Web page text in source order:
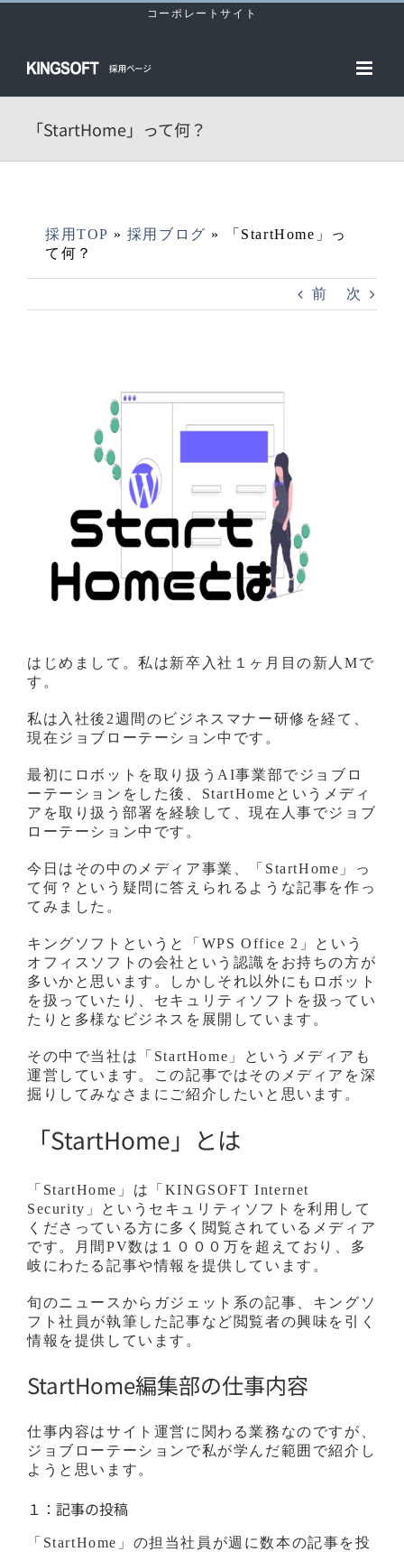
Skip
コーポレートサイト
「StartHome」って何？
採用TOP » 採用ブログ »
「StartHome」っ
て何？
前 次
はじめまして。私は新卒入社１ヶ月目の新人Mで
す。
私は入社後2週間のビジネスマナー研修を経て、
現在ジョブローテーション中です。
最初にロボットを取り扱うAI事業部でジョブロ
ーテーションをした後、StartHomeというメディ
アを取り扱う部署を経験して、現在人事でジョブ
ローテーション中です。
今日はその中のメディア事業、「StartHome」っ
て何？という疑問に答えられるような記事を作っ
てみました。
キングソフトというと「WPS Office 2」という
オフィスソフトの会社という認識をお持ちの方が
多いかと思います。しかしそれ以外にもロボット
を扱っていたり、セキュリティソフトを扱ってい
たりと多様なビジネスを展開しています。
その中で当社は「StartHome」というメディアも
運営しています。この記事ではそのメディアを深
掘りしてみなさまにご紹介したいと思います。
「StartHome」とは
「StartHome」は「KINGSOFT Internet
Security」というセキュリティソフトを利用して
くださっている方に多く閲覧されているメディア
です。月間PV数は１０００万を超えており、多
岐にわたる記事や情報を提供しています。
旬のニュースからガジェット系の記事、キングソ
フト社員が執筆した記事など閲覧者の興味を引く
情報を提供しています。
StartHome編集部の仕事内容
仕事内容はサイト運営に関わる業務なのですが、
ジョブローテーションで私が学んだ範囲で紹介し
ようと思います。
１：記事の投稿
「StartHome」の担当社員が週に数本の記事を投